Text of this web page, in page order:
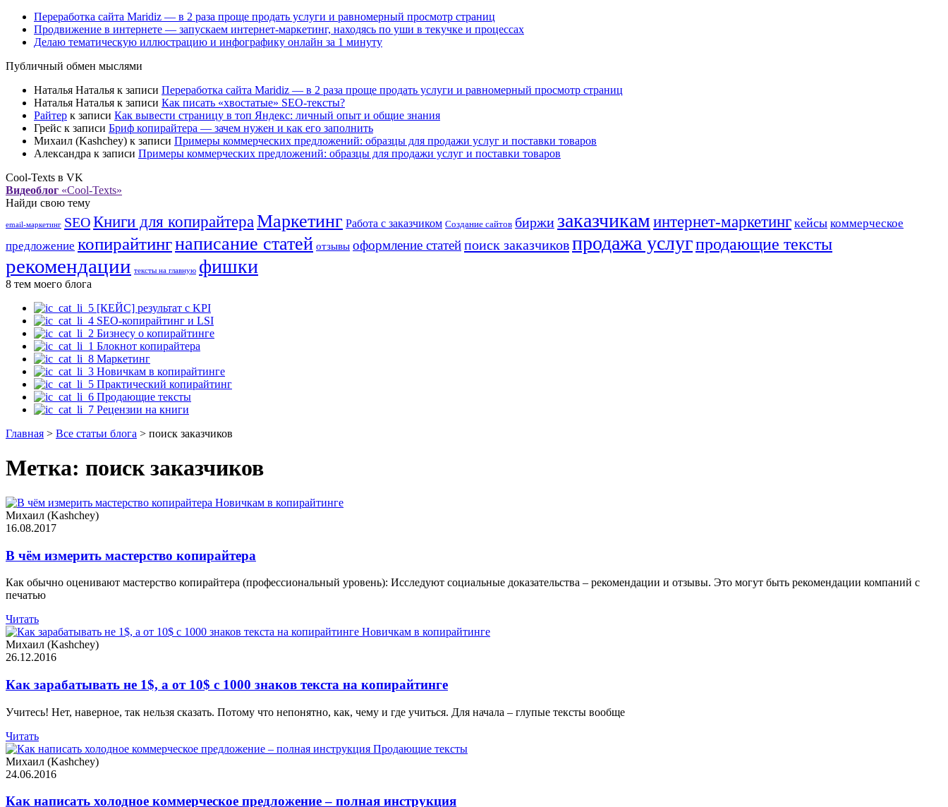
Переработка сайта Maridiz — в 2 раза проще продать услуги и равномерный просмотр страниц
Продвижение в интернете — запускаем интернет-маркетинг, находясь по уши в текучке и процессах
Делаю тематическую иллюстрацию и инфографику онлайн за 1 минуту
Публичный обмен мыслями
Наталья Наталья к записи Переработка сайта Maridiz — в 2 раза проще продать услуги и равномерный просмотр страниц
Наталья Наталья к записи Как писать «хвостатые» SEO-тексты?
Райтер к записи Как вывести страницу в топ Яндекс: личный опыт и общие знания
Грейс к записи Бриф копирайтера — зачем нужен и как его заполнить
Михаил (Kashchey) к записи Примеры коммерческих предложений: образцы для продажи услуг и поставки товаров
Александра к записи Примеры коммерческих предложений: образцы для продажи услуг и поставки товаров
Cool-Texts в VK
Видеоблог «Cool-Texts»
Найди свою тему
email-маркетинг SEOКниги для копирайтераМаркетинг Работа с заказчиком Создание сайтов биржизаказчикам интернет-маркетинг кейсы коммерческое
предложение копирайтингнаписание статей отзывы оформление статейпоиск заказчиковпродажа услугпродающие тексты
рекомендации тексты на главную фишки
8 тем моего блога
[КЕЙС] результат с KPI
SEO-копирайтинг и LSI
Бизнесу о копирайтинге
Блокнот копирайтера
Маркетинг
Новичкам в копирайтинге
Практический копирайтинг
Продающие тексты
Рецензии на книги
Главная > Все статьи блога > поиск заказчиков
Метка: поиск заказчиков
Новичкам в копирайтинге
Михаил (Kashchey)
16.08.2017
В чём измерить мастерство копирайтера
Как обычно оценивают мастерство копирайтера (профессиональный уровень): Исследуют социальные доказательства – рекомендации и отзывы. Это могут быть рекомендации компаний с
печатью
Читать
Новичкам в копирайтинге
Михаил (Kashchey)
26.12.2016
Как зарабатывать не 1$, а от 10$ с 1000 знаков текста на копирайтинге
Учитесь! Нет, наверное, так нельзя сказать. Потому что непонятно, как, чему и где учиться. Для начала – глупые тексты вообще
Читать
Продающие тексты
Михаил (Kashchey)
24.06.2016
Как написать холодное коммерческое предложение – полная инструкция